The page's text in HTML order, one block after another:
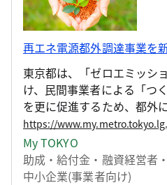
再エネ電源都外調達事業を
東京都は、「ゼロエミッシ
け、民間事業者による「つ
を更に促進するため、都外
電設備を設置し、その再エ
む事業者に対し、当該設備
を新たに開始いたしますの
My TOKYO
助成・給付金・融資経営者
中小企業(事業者向け)